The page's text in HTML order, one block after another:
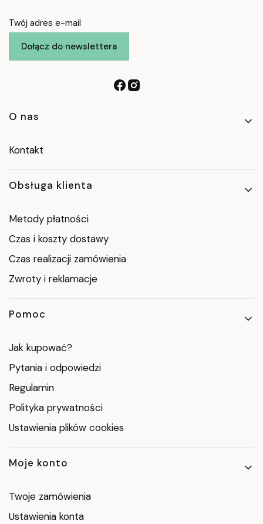
Twój adres e-mail
Dołącz do newslettera
Linki w stopce
O nas
Kontakt
Obsługa klienta
Metody płatności
Czas i koszty dostawy
Czas realizacji zamówienia
Zwroty i reklamacje
Pomoc
Jak kupować?
Pytania i odpowiedzi
Regulamin
Polityka prywatności
Ustawienia plików cookies
Moje konto
Twoje zamówienia
Ustawienia konta